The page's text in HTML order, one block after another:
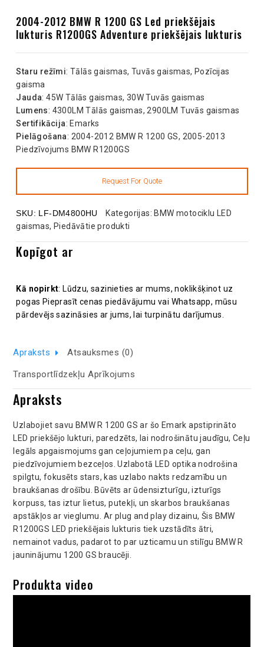
2004-2012 BMW R 1200 GS Led priekšējais
lukturis R1200GS Adventure priekšējais lukturis
Staru režīmi: Tālās gaismas, Tuvās gaismas, Pozīcijas
gaisma
Jauda: 45W Tālās gaismas, 30W Tuvās gaismas
Lumens: 4300LM Tālās gaismas, 2900LM Tuvās gaismas
Sertifikācija: Emarks
Pielāgošana: 2004-2012 BMW R 1200 GS, 2005-2013
Piedzīvojums BMW R1200GS
SKU: LF-DM4800HU Kategorijas: BMW motociklu LED
gaismas, Piedāvātie produkti
Kopīgot ar
Kā nopirkt: Lūdzu, sazinieties ar mums, noklikšķinot uz
pogas Pieprasīt cenas piedāvājumu vai Whatsapp, mūsu
pārdevējs sazināsies ar jums, lai turpinātu darījumus.
Apraksts Atsauksmes (0)
Transportlīdzekļu Aprīkojums
Apraksts
Uzlabojiet savu BMW R 1200 GS ar šo Emark apstiprināto
LED priekšējo lukturi, paredzēts, lai nodrošinātu jaudīgu, Ceļu
legāls apgaismojums gan ceļojumiem pa ceļu, gan
piedzīvojumiem bezceļos. Uzlabotā LED optika nodrošina
spilgtu, fokusēts stars, kas uzlabo nakts redzamību un
braukšanas drošību. Būvēts ar ūdensizturīgu, izturīgs
korpuss, tas iztur lietus, putekļi, un skarbos braukšanas
apstākļos ar vieglumu. Ar plug and play dizainu, Šis BMW
R1200GS LED priekšējais lukturis tiek uzstādīts ātri,
nemainot vadus, padarot to par uzticamu un stilīgu BMW R
jauninājumu 1200 GS braucēji.
Produkta video